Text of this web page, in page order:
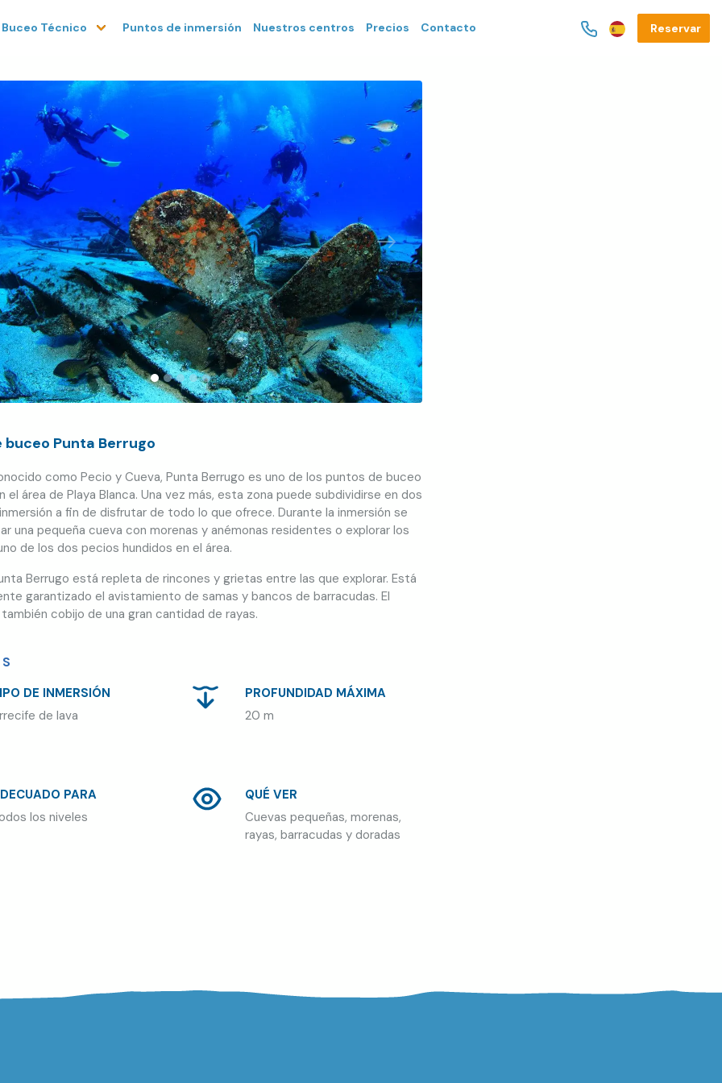
Buceo Técnico Puntos de inmersión Nuestros centros Precios Contacto Reservar
Next
buceo Punta Berrugo
como Pecio y Cueva, Punta Berrugo es uno de los puntos de buceo
el área de Playa Blanca. Una vez más, esta zona puede subdividirse en dos
a fin de disfrutar de todo lo que ofrece. Durante la inmersión se
una pequeña cueva con morenas y anémonas residentes o explorar los
de los dos pecios hundidos en el área.
Berrugo está repleta de rincones y grietas entre las que explorar. Está
garantizado el avistamiento de samas y bancos de barracudas. El
cobijo de una gran cantidad de rayas.
DE INMERSIÓN
de lava
PROFUNDIDAD MÁXIMA
20 m
PARA
los niveles
QUÉ VER
Cuevas pequeñas, morenas,
rayas, barracudas y doradas